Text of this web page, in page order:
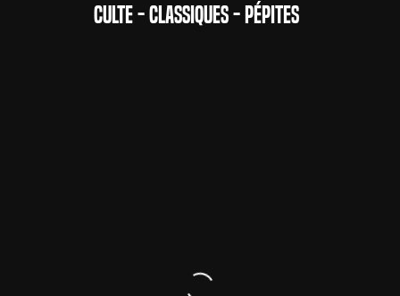
CULTE - CLASSIQUES - PÉPITES